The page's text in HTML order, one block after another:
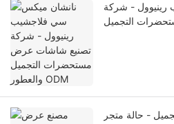
- شركة
التجميل
- حالة متجر